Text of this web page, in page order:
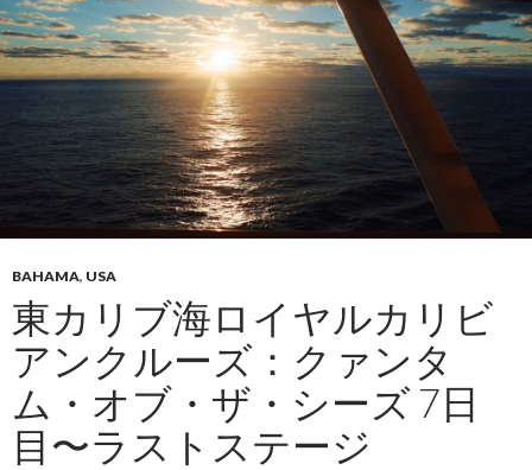
BAHAMA, USA
東カリブ海ロイヤルカリビ
アンクルーズ：クァンタ
ム・オブ・ザ・シーズ 7日
目〜ラストステージ